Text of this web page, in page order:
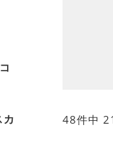
48件中